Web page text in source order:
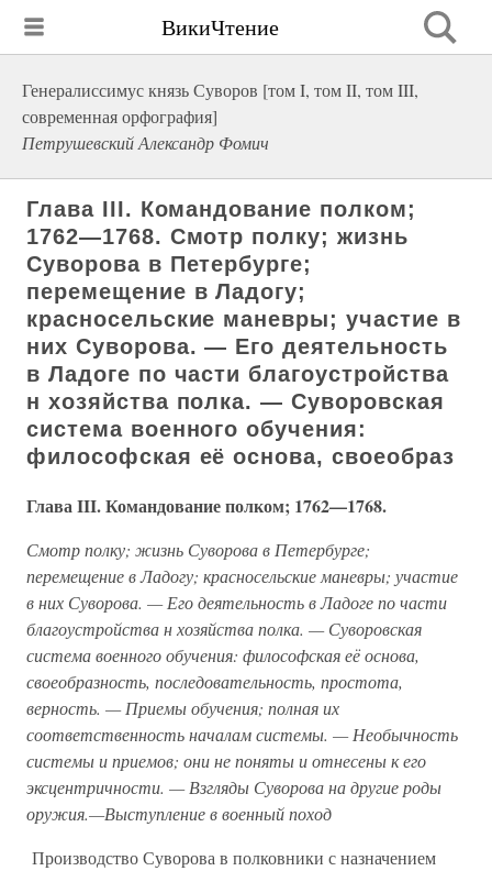
ВикиЧтение
Генералиссимус князь Суворов [том I, том II, том III,
современная орфография]
Петрушевский Александр Фомич
Глава III. Командование полком;
1762—1768. Смотр полку; жизнь
Суворова в Петербурге;
перемещение в Ладогу;
красносельские маневры; участие в
них Суворова. — Его деятельность
в Ладоге по части благоустройства
н хозяйства полка. — Суворовская
система военного обучения:
философская её основа, своеобраз
Глава III. Командование полком; 1762—1768.
Смотр полку; жизнь Суворова в Петербурге;
перемещение в Ладогу; красносельские маневры; участие
в них Суворова. — Его деятельность в Ладоге по части
благоустройства н хозяйства полка. — Суворовская
система военного обучения: философская её основа,
своеобразность, последовательность, простота,
верность. — Приемы обучения; полная их
соответственность началам системы. — Необычность
системы и приемов; они не поняты и отнесены к его
эксцентричности. — Взгляды Суворова на другие роды
оружия.—Выступление в военный поход
Производство Суворова в полковники с назначением